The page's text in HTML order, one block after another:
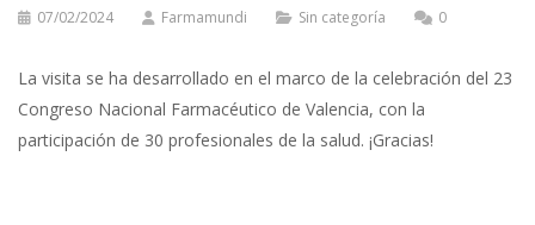
07/02/2024 Farmamundi Sin categoría 0
La visita se ha desarrollado en el marco de la celebración del 23
Congreso Nacional Farmacéutico de Valencia, con la
participación de 30 profesionales de la salud. ¡Gracias!